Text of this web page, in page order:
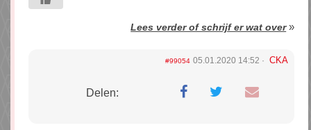
Lees verder of schrijf er wat over»
#99054 05.01.2020 14:52 CKA
Delen: